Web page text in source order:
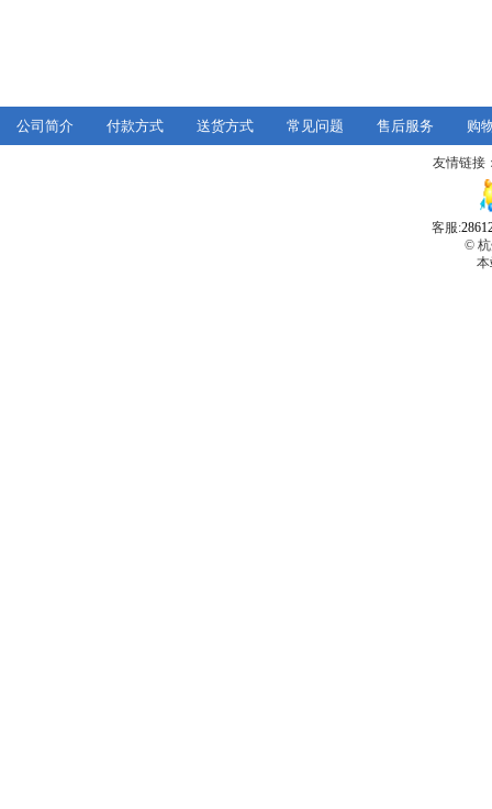
公司简介 付款方式 送货方式 常见问题 售后服务 购
友情链接
客服:
© 杭